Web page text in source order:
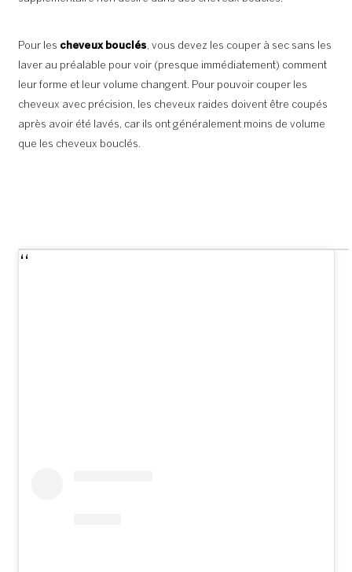
Pour les cheveux bouclés, vous devez les couper à sec sans les
laver au préalable pour voir (presque immédiatement) comment
leur forme et leur volume changent. Pour pouvoir couper les
cheveux avec précision, les cheveux raides doivent être coupés
après avoir été lavés, car ils ont généralement moins de volume
que les cheveux bouclés.